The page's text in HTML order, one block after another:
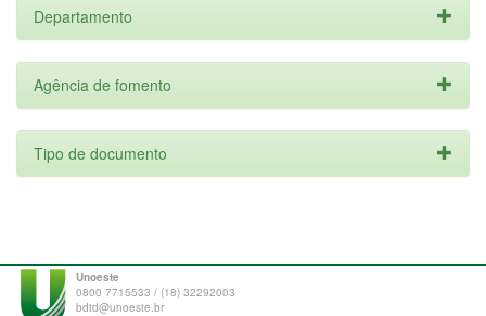
Departamento
Agência de fomento
Tipo de documento
Unoeste
0800 7715533 / (18) 32292003
bdtd@unoeste.br